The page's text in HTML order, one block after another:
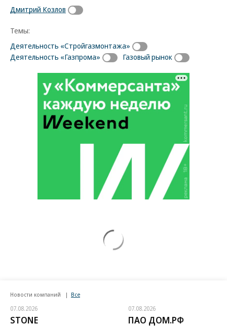
Дмитрий Козлов
Темы:
Деятельность «Стройгазмонтажа»
Деятельность «Газпрома»
Газовый рынок
Новости компаний Все
07.08.2026
STONE
07.08.2026
ПАО ДОМ.РФ